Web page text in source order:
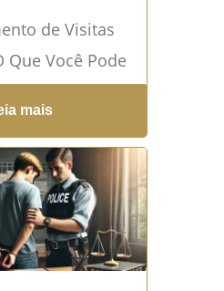
de Visitas
Que Você Pode
de
um
ou...Leia mais
mais